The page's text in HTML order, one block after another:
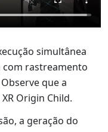
simultânea
com rastreamento
que a
Origin Child.
a geração do